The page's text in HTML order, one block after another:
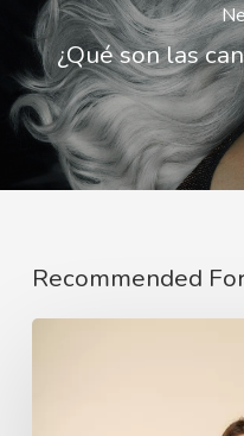
¿Qué son las
Recommended